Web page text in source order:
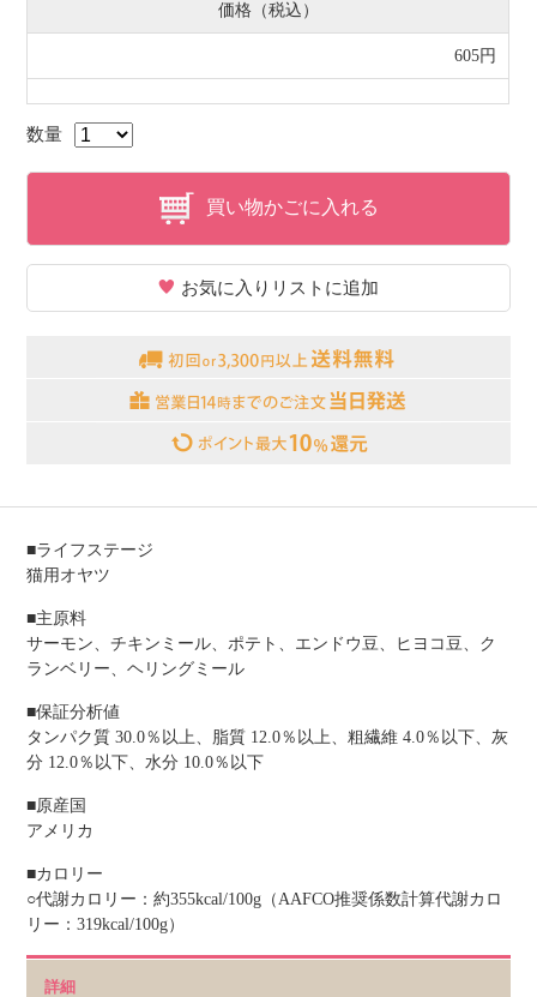
価格（税込）
605円
数量
買い物かごに入れる
お気に入りリストに追加
■ライフステージ
猫用オヤツ
■主原料
サーモン、チキンミール、ポテト、エンドウ豆、ヒヨコ豆、ク
ランベリー、ヘリングミール
■保証分析値
タンパク質 30.0％以上、脂質 12.0％以上、粗繊維 4.0％以下、灰
分 12.0％以下、水分 10.0％以下
■原産国
アメリカ
■カロリー
○代謝カロリー：約355kcal/100g（AAFCO推奨係数計算代謝カロ
リー：319kcal/100g）
詳細